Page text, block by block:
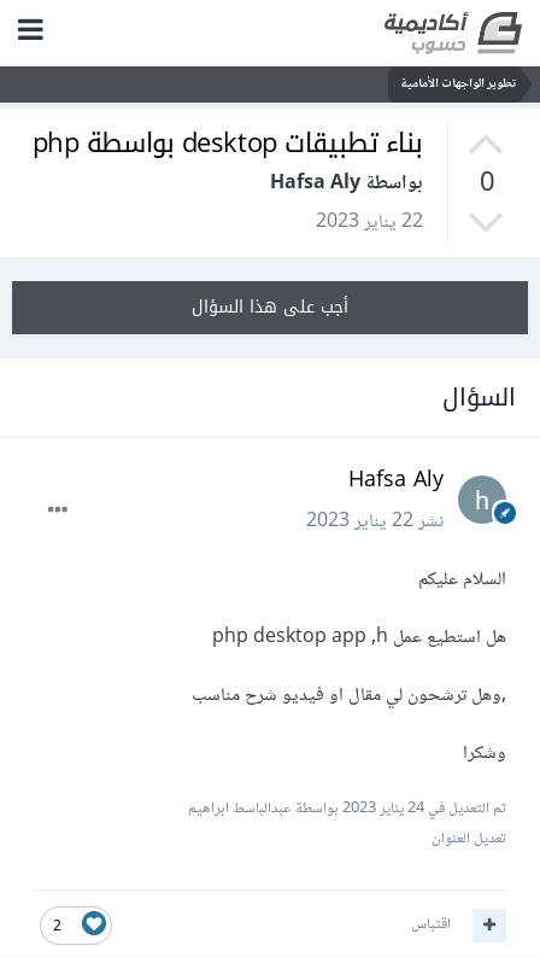
تطوير الواجهات الأمامية
0
بناء تطبيقات desktop بواسطة php
بواسطة Hafsa Aly
22 يناير 2023
أجب على هذا السؤال
السؤال
Hafsa Aly
نشر22 يناير 2023
السلام عليكم
هل استطيع عمل php desktop app ,h
,وهل ترشحون لي مقال او فيديو شرح مناسب
وشكرا
تم التعديل في24 يناير 2023
بواسطة عبدالباسط ابراهيم
تعديل العنوان
2 اقتباس